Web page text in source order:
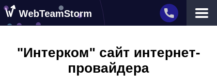
WebTeamStorm
Разработка приложений
Портфолио
"Интерком" сайт интернет-
провайдера